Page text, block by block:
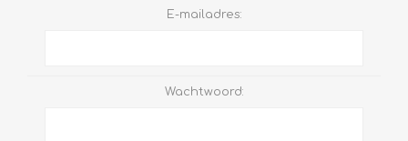
E-mailadres:
Wachtwoord: